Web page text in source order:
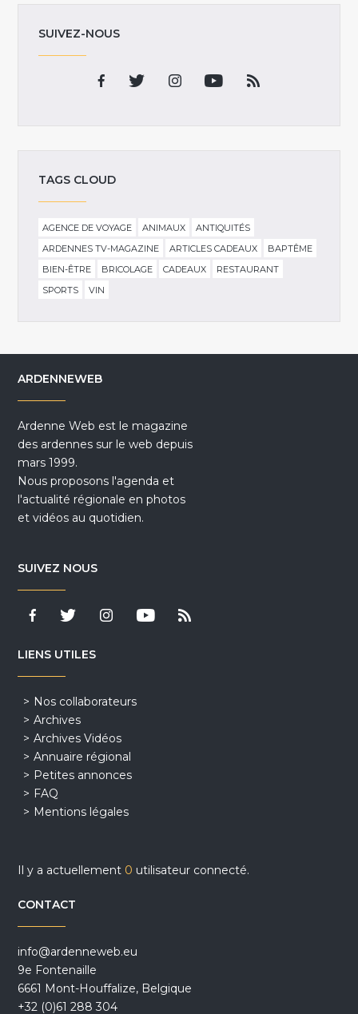
SUIVEZ-NOUS
TAGS CLOUD
AGENCE DE VOYAGE ANIMAUX
ANTIQUITÉS
ARDENNES TV-MAGAZINE
ARTICLES CADEAUX
BAPTÊME
BIEN-ÊTRE
BRICOLAGE CADEAUX
RESTAURANT
SPORTS
VIN
ARDENNEWEB
Ardenne Web est le magazine
des ardennes sur le web depuis
mars 1999.
Nous proposons l'agenda et
l'actualité régionale en photos
et vidéos au quotidien.
SUIVEZ NOUS
LIENS UTILES
Nos collaborateurs
Archives
Archives Vidéos
Annuaire régional
Petites annonces
FAQ
Mentions légales
Il y a actuellement 0 utilisateur connecté.
CONTACT
info@ardenneweb.eu
9e Fontenaille
6661 Mont-Houffalize, Belgique
+32 (0)61 288 304